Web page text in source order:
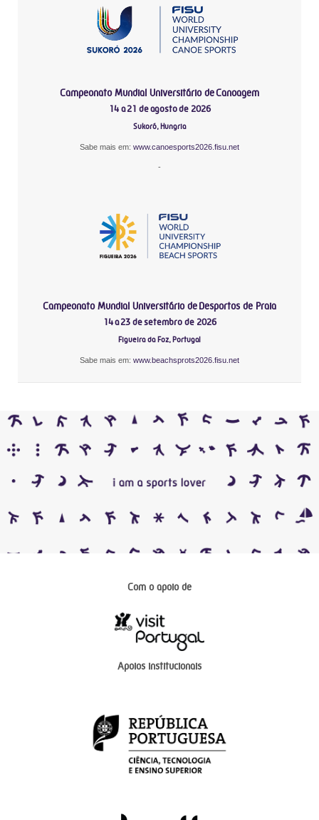
Campeonato Mundial Universitário de Canoagem
14 a 21 de agosto de 2026
Sukoró, Hungria
Sabe mais em: www.canoesports2026.fisu.net
-
Campeonato Mundial Universitário de Desportos de Praia
14 a 23 de setembro de 2026
Figueira da Foz, Portugal
Sabe mais em: www.beachsprots2026.fisu.net
Com o apoio de
Apoios institucionais